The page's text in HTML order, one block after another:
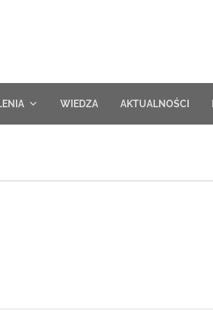
WIEDZA AKTUALNOŚCI